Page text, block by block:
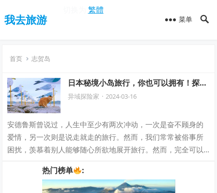
繁體
我去旅游 菜单
首页 志贺岛
日本秘境小岛旅行，你也可以拥有！探索
未被发现的宝藏，畅享独特之旅！
异域探险家 · 2024-03-16
安德鲁斯曾说过，人生中至少有两次冲动，一次是奋不顾身的
爱情，另一次则是说走就走的旅行。然而，我们常常被俗事所
困扰，羡慕着别人能够随心所欲地展开旅行。然而，完全可以
热门榜单 :